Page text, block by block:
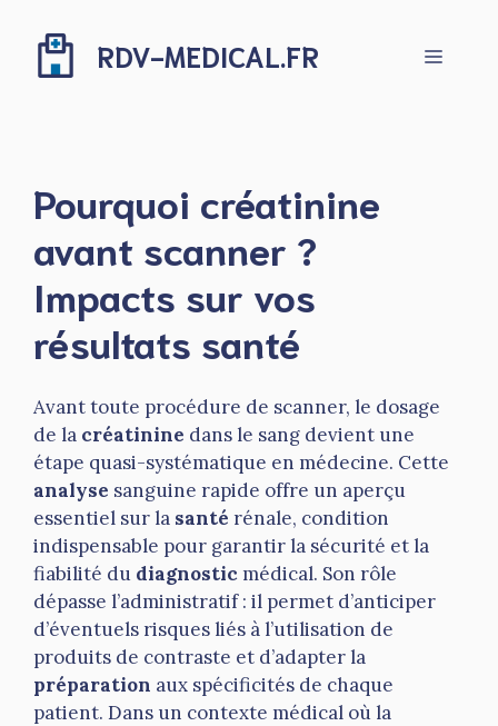
contenu
RDV-MEDICAL.FR Menu
Pourquoi créatinine
avant scanner ?
Impacts sur vos
résultats santé
Avant toute procédure de scanner, le dosage
de la créatinine dans le sang devient une
étape quasi-systématique en médecine. Cette
analyse sanguine rapide offre un aperçu
essentiel sur la santé rénale, condition
indispensable pour garantir la sécurité et la
fiabilité du diagnostic médical. Son rôle
dépasse l’administratif : il permet d’anticiper
d’éventuels risques liés à l’utilisation de
produits de contraste et d’adapter la
préparation aux spécificités de chaque
patient. Dans un contexte médical où la